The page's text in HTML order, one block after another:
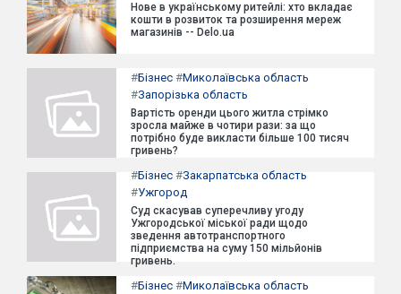
Нове в українському ритейлі: хто вкладає
кошти в розвиток та розширення мереж
магазинів -- Delo.ua
#Бізнес #Миколаївська область
#Запорізька область
Вартість оренди цього житла стрімко
зросла майже в чотири рази: за що
потрібно буде викласти більше 100 тисяч
гривень?
#Бізнес #Закарпатська область
#Ужгород
Суд скасував суперечливу угоду
Ужгородської міської ради щодо
зведення автотранспортного
підприємства на суму 150 мільйонів
гривень.
#Бізнес #Миколаївська область